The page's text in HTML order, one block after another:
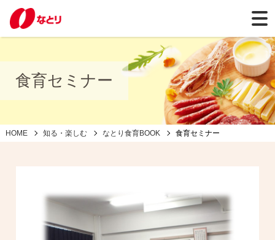
食育セミナー
HOME 知る・楽しむ なとり食育BOOK 食育セミナー